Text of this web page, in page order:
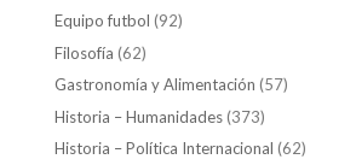
Equipo futbol (92)
Filosofía (62)
Gastronomía y Alimentación (57)
Historia – Humanidades(373)
Historia – Política Internacional (62)